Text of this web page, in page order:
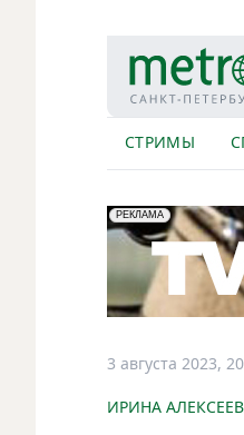
СТРИМЫ
erid: LdtCK5Efv
РЕКЛАМА
АО "ГАТР", ИНН:
3 августа 2023,
ИРИНА